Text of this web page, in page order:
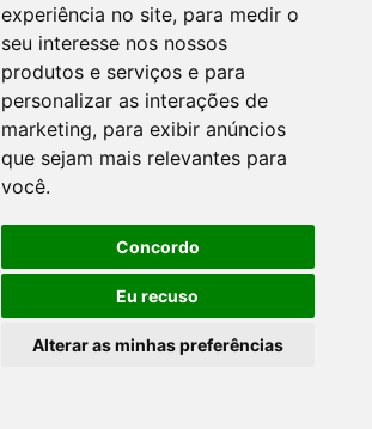
experiência no site, para medir o
seu interesse nos nossos
produtos e serviços e para
personalizar as interações de
marketing, para exibir anúncios
que sejam mais relevantes para
você.
Concordo
Eu recuso
Alterar as minhas preferências